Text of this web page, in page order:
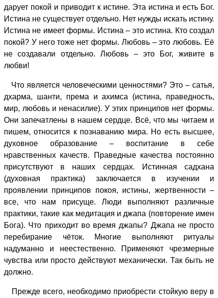
дарует покой и приводит к истине. Эта истина и есть Бог.
Истина не существует отдельно. Нет нужды искать истину.
Истина не имеет формы. Истина – это истина. Кто создал
покой? У него тоже нет формы. Любовь – это любовь. Её
не создавали отдельно. Любовь – это Бог, живите в
любви!
Что является человеческими ценностями? Это – сатья,
дхарма, шанти, према и ахимса (истина, праведность,
мир, любовь и ненасилие). У этих принципов нет формы.
Они запечатлены в нашем сердце. Всё, что мы читаем и
пишем, относится к познаванию мира. Но есть высшее,
духовное образование – воспитание в себе
нравственных качеств. Праведные качества постоянно
присутствуют в наших сердцах. Истинная садхана
(духовная практика) заключается в изучении и
проявлении принципов покоя, истины, жертвенности –
все, что нам присуще. Люди выполняют различные
практики, такие как медитация и джапа (повторение имен
Бога). Что приходит во время джапы? Джапа не просто
перебирание чёток. Многие выполняют ритуалы
надуманно и неестественно. Применяют чрезмерные
чувства или просто действуют механически. Так быть не
должно.
Прежде всего, необходимо приобрести стойкую веру в